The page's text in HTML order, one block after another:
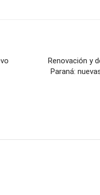
Renovación y
Paraná: